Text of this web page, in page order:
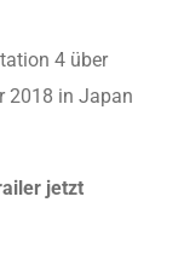
4 über
2018 in Japan
jetzt